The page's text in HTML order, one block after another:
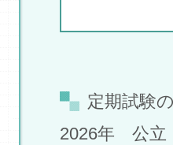
定期試験
2026年 公立